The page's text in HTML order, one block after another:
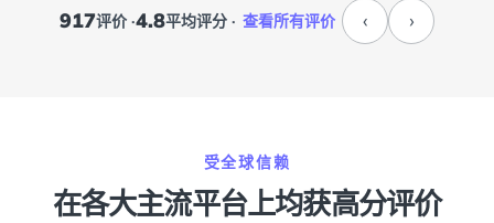
917评价 ·4.8平均评分 · 查看所有评价 ‹ ›
受全球信赖
在各大主流平台上均获高分评价